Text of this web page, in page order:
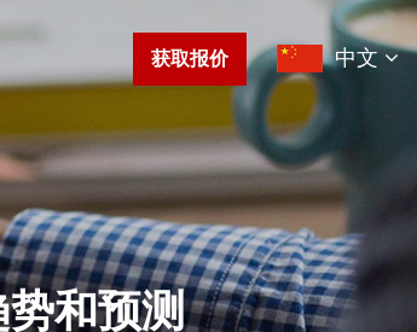
获取报价 中文
和预测